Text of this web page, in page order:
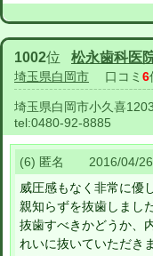
1002位 松永歯科医
埼玉県白岡市 口コミ 6
埼玉県白岡市小久喜
tel:0480-92-8885
(6) 匿名 2016/04/
威圧感もなく非常に優
親知らずを抜歯しました
抜歯すべきかどうか、
れいに抜いていただき